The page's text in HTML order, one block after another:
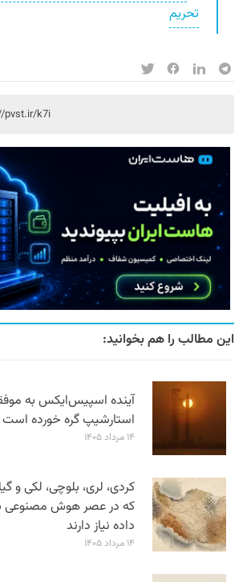
تحریم
pvst.ir/k7i
این مطالب را هم بخوانید:
آینده اسپیس‌ایکس به
استارشیپ گره خورده است
۱۴ مرداد ۱۴۰۵
کردی، لری، بلوچی، لکی و
که در عصر هوش مصنوعی
داده نیاز دارند
۱۴ مرداد ۱۴۰۵